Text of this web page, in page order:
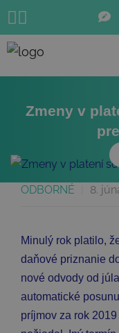
Zmeny v
ODBORNÉ 8.
Minulý rok platilo,
daňové priznanie
nové odvody od
automatické
príjmov za rok